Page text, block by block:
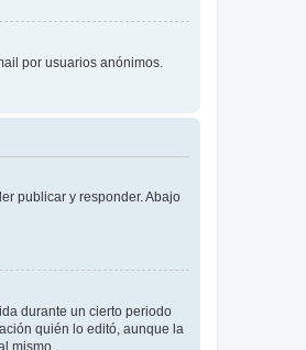
por usuarios anónimos.
publicar y responder. Abajo
durante un cierto periodo
quién lo editó, aunque la
mismo.